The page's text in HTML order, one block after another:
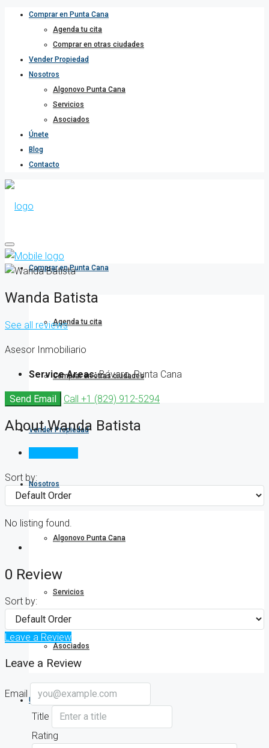
Comprar en Punta Cana
Agenda tu cita
Comprar en otras ciudades
Vender Propiedad
Nosotros
Algonovo Punta Cana
Servicios
Asociados
Únete
Blog
Contacto
Comprar en Punta Cana
Agenda tu cita
Comprar en otras ciudades
Vender Propiedad
Nosotros
Algonovo Punta Cana
Servicios
Asociados
Únete
Wanda Batista
See all reviews
Asesor Inmobiliario
Service Areas:Bávaro, Punta Cana
Send Email Call +1 (829) 912-5294
About Wanda Batista
Sort by:
No listing found.
0 Review
Sort by:
Leave a Review
Leave a Review
Email
Title
Rating